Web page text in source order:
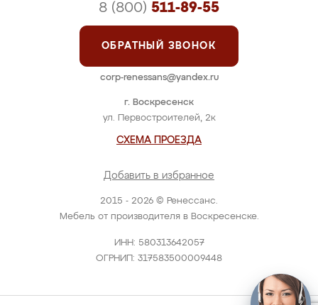
2015 - 2026 © Ренессанс.
Мебель от производителя в Воскресенске.
ИНН: 580313642057
ОГРНИП: 317583500009448
г. Воскресенск
ул. Первостроителей, 2к
СХЕМА ПРОЕЗДА
Добавить в избранное
8 (800) 511-89-55
ОБРАТНЫЙ ЗВОНОК
corp-renessans@yandex.ru